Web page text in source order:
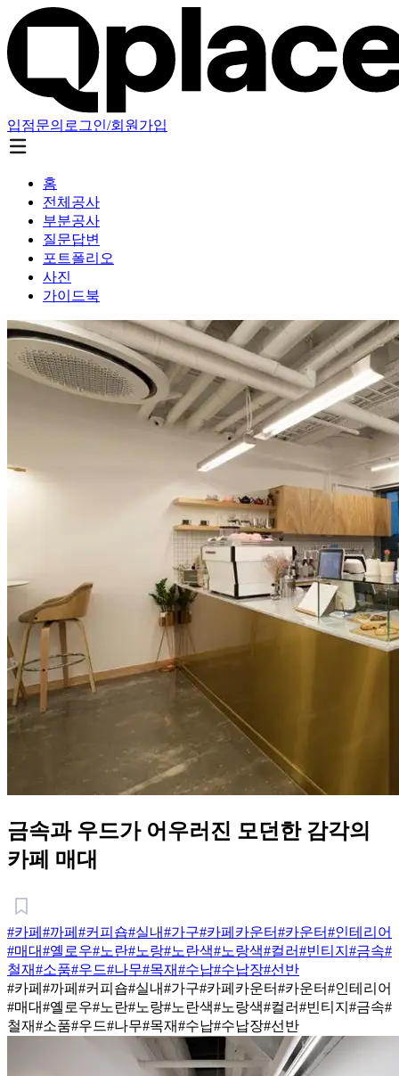
입점문의 로그인/회원가입
홈
전체공사
부분공사
질문답변
포트폴리오
사진
가이드북
금속과 우드가 어우러진 모던한 감각의
카페 매대
#카페 #까페 #커피숍#실내#가구#카페카운터#카운터#인테리어
#매대#옐로우#노란#노랑#노란색#노랑색#컬러#빈티지 #금속#
철재#소품#우드#나무#목재#수납#수납장#선반
#카페 #까페 #커피숍#실내#가구#카페카운터#카운터#인테리어
#매대#옐로우#노란#노랑#노란색#노랑색#컬러#빈티지 #금속#
철재#소품#우드#나무#목재#수납#수납장#선반